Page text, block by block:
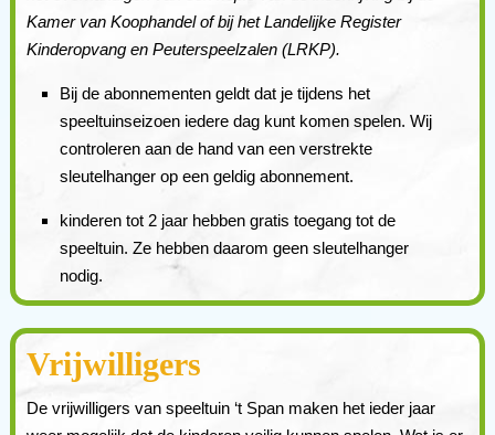
Kamer van Koophandel of bij het Landelijke Register
Kinderopvang en Peuterspeelzalen (LRKP).
Bij de abonnementen geldt dat je tijdens het
speeltuinseizoen iedere dag kunt komen spelen. Wij
controleren aan de hand van een verstrekte
sleutelhanger op een geldig abonnement.
kinderen tot 2 jaar hebben gratis toegang tot de
speeltuin. Ze hebben daarom geen sleutelhanger
nodig.
Vrijwilligers
De vrijwilligers van speeltuin ‘t Span maken het ieder jaar